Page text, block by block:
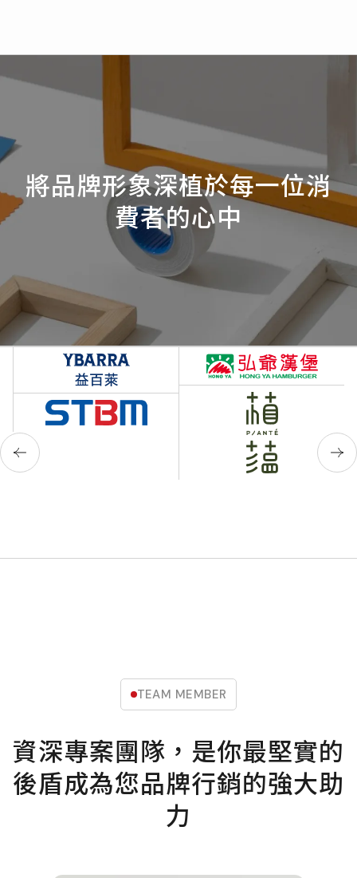
將品牌形象深植於每一位消
費者的心中
TEAM MEMBER
資深專案團隊，是你最堅實的
後盾成為您品牌行銷的強大助
力